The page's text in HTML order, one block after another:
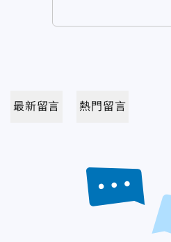
最新留言 熱門留言